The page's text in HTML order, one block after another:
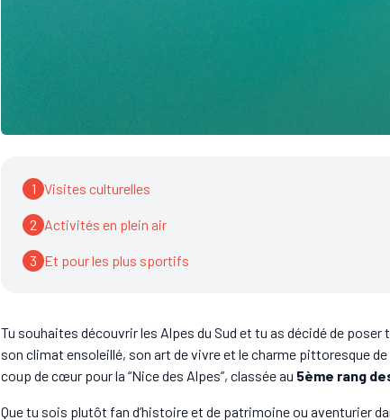
1 Visites culturelles
2 Activités en plein air
3 Et pour les plus sportifs
Tu souhaites découvrir les Alpes du Sud et tu as décidé de
son climat ensoleillé, son art de vivre et le charme pittoresque
coup de cœur pour la “Nice des Alpes”, classée au 5ème rang
Que tu sois plutôt fan d’histoire et de patrimoine ou aventurier